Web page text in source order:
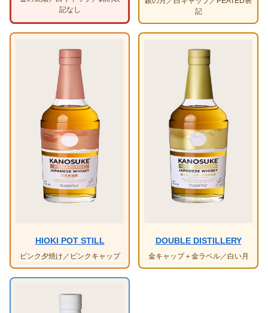
記なし
記
HIOKI POT STILL
ピンク夕焼け／ピンクキャップ
DOUBLE DISTILLERY
金キャップ＋金ラベル／白い月